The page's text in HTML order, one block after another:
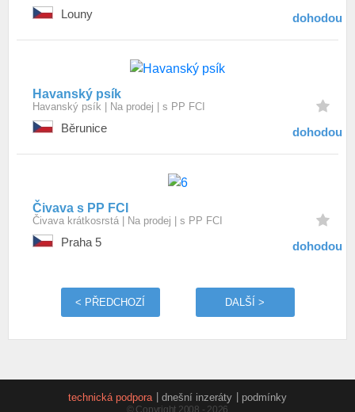
Louny dohodou
Havanský psík
Havanský psík Na prodej s PP FCI
Běrunice dohodou
Čivava s PP FCI
Čivava krátkosrstá Na prodej s PP FCI
Praha 5 dohodou
< PŘEDCHOZÍ DALŠÍ >
technická podpora dnešní inzeráty podmínky
© Copyright 2008 - 2026